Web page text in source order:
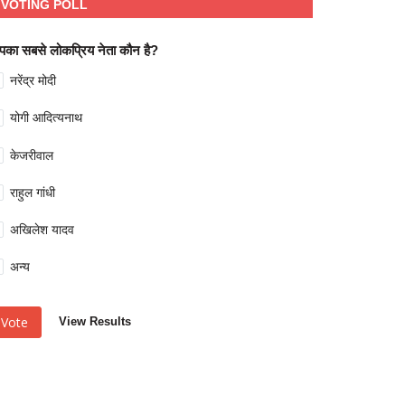
VOTING POLL
सबसे लोकप्रिय नेता कौन है?
नरेंद्र मोदी
योगी आदित्यनाथ
केजरीवाल
राहुल गांधी
अखिलेश यादव
अन्य
Vote View Results